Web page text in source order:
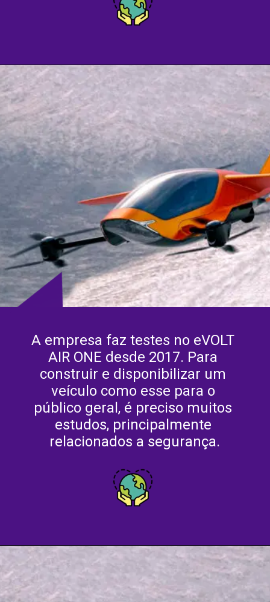
A empresa faz testes no eVOLT
AIR ONE desde 2017. Para
construir e disponibilizar um
veículo como esse para o
público geral, é preciso muitos
estudos, principalmente
relacionados a segurança.